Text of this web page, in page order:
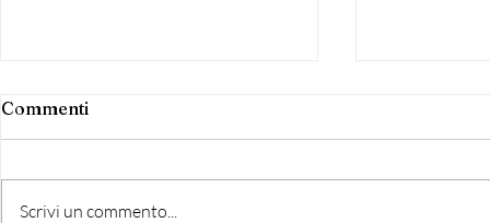
Commenti
Scrivi un commento...